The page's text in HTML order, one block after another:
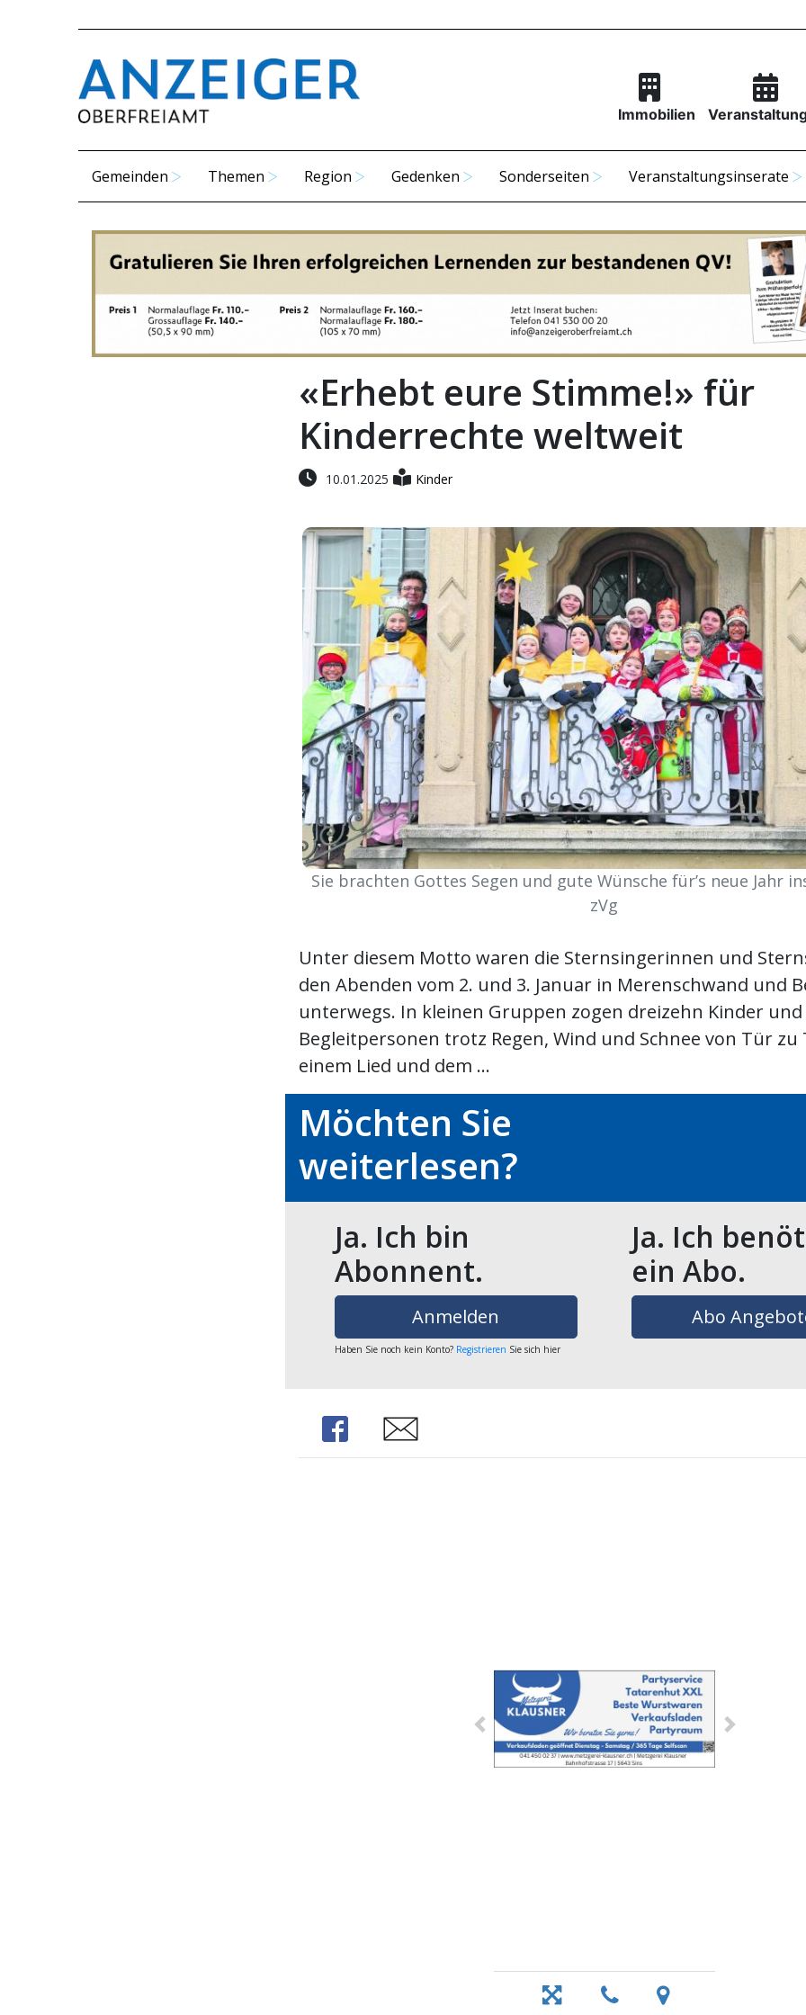
Immobilien
Gemeinden Themen Region Gedenken Sonderseiten Veranstaltungsinserate
«Erhebt eure Stimme!» für
Kinderrechte weltweit
10.01.2025 Kinder
Sie brachten Gottes Segen und gute Wünsche für’s neue Jahr
zVg
Unter diesem Motto waren die Sternsingerinnen und
den Abenden vom 2. und 3. Januar in Merenschwand und
unterwegs. In kleinen Gruppen zogen dreizehn Kinder und
Begleitpersonen trotz Regen, Wind und Schnee von Tür zu
einem Lied und dem ...
Möchten Sie
weiterlesen?
Ja. Ich bin
Abonnent.
Anmelden
Haben Sie noch kein Konto?Registrieren Sie sich hier
Ja. Ich
ein Abo.
Abo
Share Share